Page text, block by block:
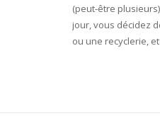
(peut-être
jour, vous décidez
ou une recyclerie,